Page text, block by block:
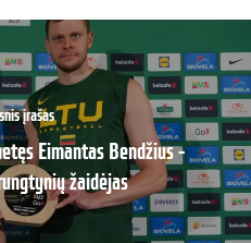
įrašas
Eimantas Bendžius –
žaidėjas